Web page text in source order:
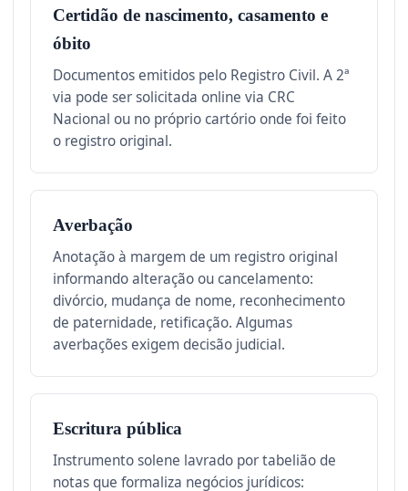
Certidão de nascimento, casamento e
óbito
Documentos emitidos pelo Registro Civil. A 2ª
via pode ser solicitada online via CRC
Nacional ou no próprio cartório onde foi feito
o registro original.
Averbação
Anotação à margem de um registro original
informando alteração ou cancelamento:
divórcio, mudança de nome, reconhecimento
de paternidade, retificação. Algumas
averbações exigem decisão judicial.
Escritura pública
Instrumento solene lavrado por tabelião de
notas que formaliza negócios jurídicos: